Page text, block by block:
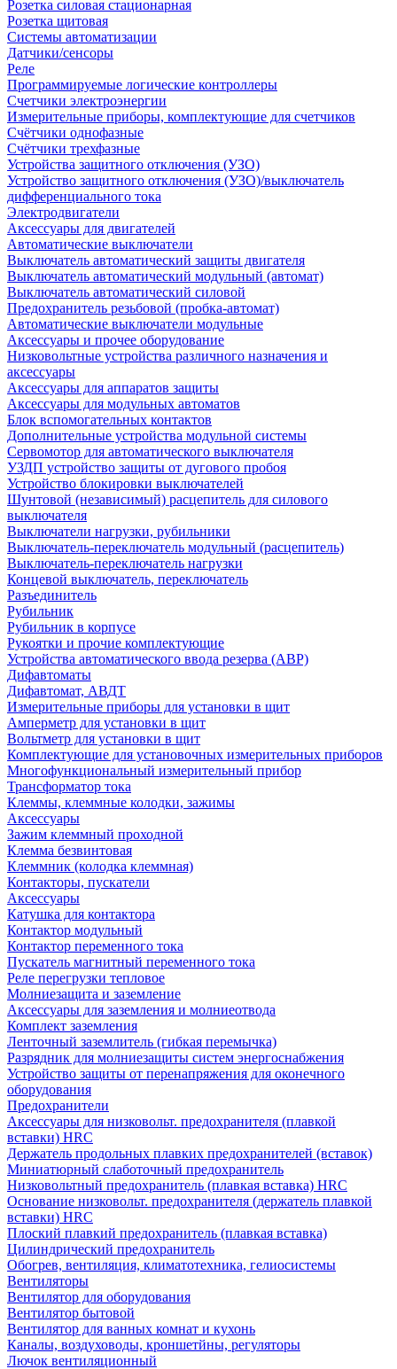
Розетка силовая стационарная
Розетка щитовая
Системы автоматизации
Датчики/сенсоры
Реле
Программируемые логические контроллеры
Счетчики электроэнергии
Измерительные приборы, комплектующие для счетчиков
Счётчики однофазные
Счётчики трехфазные
Устройства защитного отключения (УЗО)
Устройство защитного отключения (УЗО)/выключатель
дифференциального тока
Электродвигатели
Аксессуары для двигателей
Автоматические выключатели
Выключатель автоматический защиты двигателя
Выключатель автоматический модульный (автомат)
Выключатель автоматический силовой
Предохранитель резьбовой (пробка-автомат)
Автоматические выключатели модульные
Аксессуары и прочее оборудование
Низковольтные устройства различного назначения и
аксессуары
Аксессуары для аппаратов защиты
Аксессуары для модульных автоматов
Блок вспомогательных контактов
Дополнительные устройства модульной системы
Сервомотор для автоматического выключателя
УЗДП устройство защиты от дугового пробоя
Устройство блокировки выключателей
Шунтовой (независимый) расцепитель для силового
выключателя
Выключатели нагрузки, рубильники
Выключатель-переключатель модульный (расцепитель)
Выключатель-переключатель нагрузки
Концевой выключатель, переключатель
Разъединитель
Рубильник
Рубильник в корпусе
Рукоятки и прочие комплектующие
Устройства автоматического ввода резерва (АВР)
Дифавтоматы
Дифавтомат, АВДТ
Измерительные приборы для установки в щит
Амперметр для установки в щит
Вольтметр для установки в щит
Комплектующие для установочных измерительных приборов
Многофункциональный измерительный прибор
Трансформатор тока
Клеммы, клеммные колодки, зажимы
Аксессуары
Зажим клеммный проходной
Клемма безвинтовая
Клеммник (колодка клеммная)
Контакторы, пускатели
Аксессуары
Катушка для контактора
Контактор модульный
Контактор переменного тока
Пускатель магнитный переменного тока
Реле перегрузки тепловое
Молниезащита и заземление
Аксессуары для заземления и молниеотвода
Комплект заземления
Ленточный заземлитель (гибкая перемычка)
Разрядник для молниезащиты систем энергоснабжения
Устройство защиты от перенапряжения для оконечного
оборудования
Предохранители
Аксессуары для низковольт. предохранителя (плавкой
вставки) HRC
Держатель продольных плавких предохранителей (вставок)
Миниатюрный слаботочный предохранитель
Низковольтный предохранитель (плавкая вставка) HRC
Основание низковольт. предохранителя (держатель плавкой
вставки) HRC
Плоский плавкий предохранитель (плавкая вставка)
Цилиндрический предохранитель
Обогрев, вентиляция, климатотехника, гелиосистемы
Вентиляторы
Вентилятор для оборудования
Вентилятор бытовой
Вентилятор для ванных комнат и кухонь
Каналы, воздуховоды, кроншетйны, регуляторы
Лючок вентиляционный